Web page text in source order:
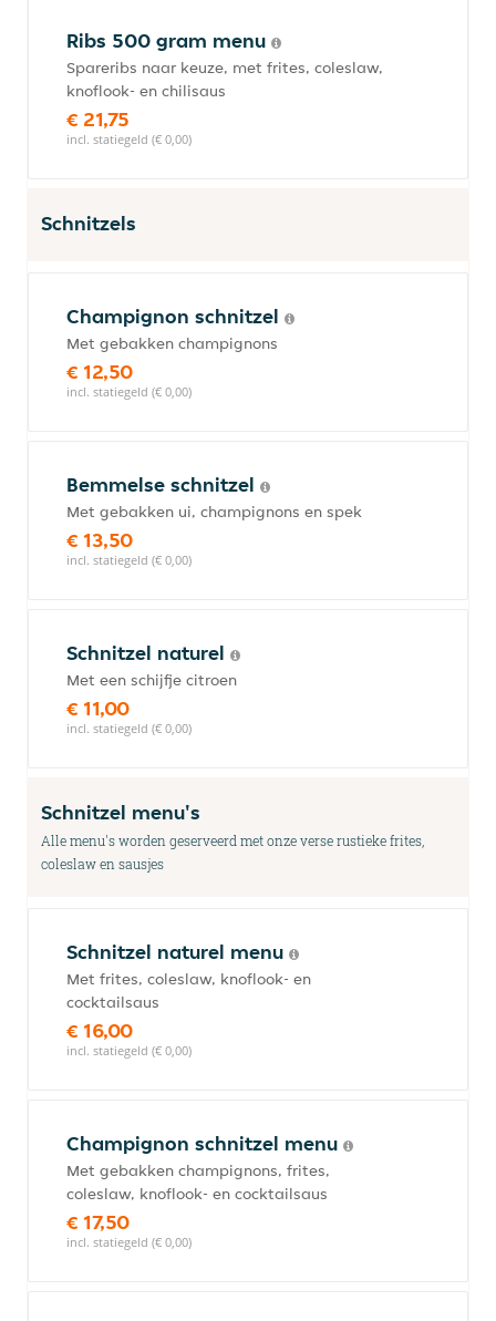
Ribs 500 gram menu
Spareribs naar keuze, met frites, coleslaw,
knoflook- en chilisaus
€ 21,75
incl. statiegeld (€ 0,00)
Schnitzels
Champignon schnitzel
Met gebakken champignons
€ 12,50
incl. statiegeld (€ 0,00)
Bemmelse schnitzel
Met gebakken ui, champignons en spek
€ 13,50
incl. statiegeld (€ 0,00)
Schnitzel naturel
Met een schijfje citroen
€ 11,00
incl. statiegeld (€ 0,00)
Schnitzel menu's
Alle menu's worden geserveerd met onze verse rustieke frites,
coleslaw en sausjes
Schnitzel naturel menu
Met frites, coleslaw, knoflook- en
cocktailsaus
€ 16,00
incl. statiegeld (€ 0,00)
Champignon schnitzel menu
Met gebakken champignons, frites,
coleslaw, knoflook- en cocktailsaus
€ 17,50
incl. statiegeld (€ 0,00)